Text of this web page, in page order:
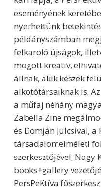
eseményének
nyerhettünk
példányszámban
felkaroló újságok,
mögött kreatív,
állnak, akik készek
alkotótársaiknak is.
a műfaj néhány
Zabella Zine
és Domján Julcsival,
társadalomelméleti
szerkesztőjével, Nagy
books+gallery
PersPeKtíva